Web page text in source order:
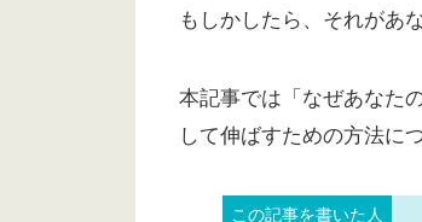
もしかしたら、それがあ
本記事では「なぜあなた
して伸ばすための方法に